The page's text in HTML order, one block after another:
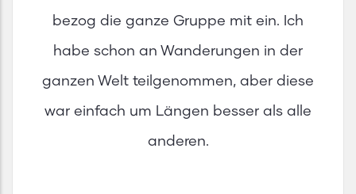
bezog die ganze Gruppe mit ein. Ich
habe schon an Wanderungen in der
ganzen Welt teilgenommen, aber diese
war einfach um Längen besser als alle
anderen.